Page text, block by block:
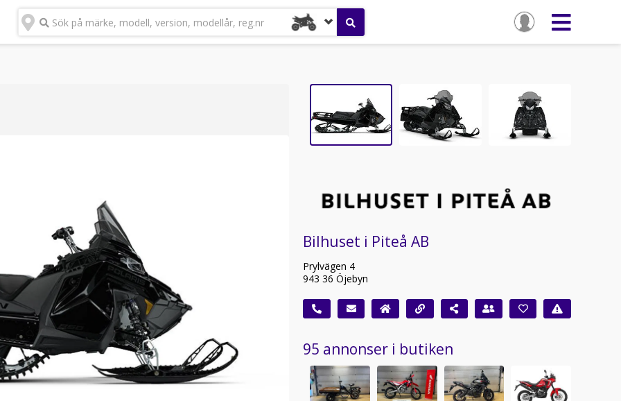
Sök på märke, modell, version, modellår, reg.nr
Bilhuset i Piteå AB
Prylvägen 4
943 36 Öjebyn
95 annonser i butiken